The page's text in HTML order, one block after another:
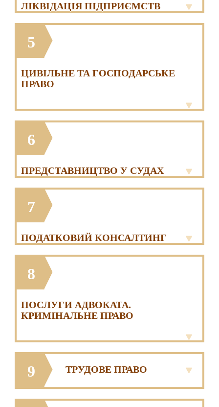
ЛІКВІДАЦІЯ ПІДПРИЄМСТВ
5
ЦИВІЛЬНЕ ТА ГОСПОДАРСЬКЕ
ПРАВО
6
ПРЕДСТАВНИЦТВО У СУДАХ
7
ПОДАТКОВИЙ КОНСАЛТИНГ
8
ПОСЛУГИ АДВОКАТА.
КРИМІНАЛЬНЕ ПРАВО
9 ТРУДОВЕ ПРАВО